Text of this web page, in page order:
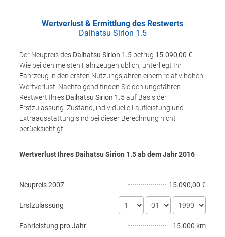
Wertverlust & Ermittlung des Restwerts
Daihatsu Sirion 1.5
Der Neupreis des Daihatsu Sirion 1.5 betrug 15.090,00 €
Wie bei den meisten Fahrzeugen üblich, unterliegt Ihr
Fahrzeug in den ersten Nutzungsjahren einem relativ hohen
Wertverlust. Nachfolgend finden Sie den ungefähren
Restwert Ihres Daihatsu Sirion 1.5auf Basis der
Erstzulassung. Zustand, individuelle Laufleistung und
Extraausstattung sind bei dieser Berechnung nicht
berücksichtigt.
Wertverlust Ihres Daihatsu Sirion 1.5 ab dem Jahr2016
Neupreis2007 15.090,00 €
Erstzulassung
Fahrleistung pro Jahr 15.000 km